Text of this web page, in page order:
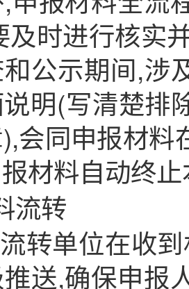
及时进行核实
公示期间,涉
明(写清楚排
会同申报材
材料自动终
流转
转单位在收
送,确保申报